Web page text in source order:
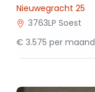
Nieuwegracht 25
3763LP Soest
€ 3.575 per maand